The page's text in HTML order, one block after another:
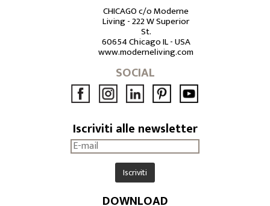
CHICAGO c/o Moderne
Living - 222 W Superior
St.
60654 Chicago IL - USA
www.moderneliving.com
SOCIAL
Iscriviti alle newsletter
DOWNLOAD